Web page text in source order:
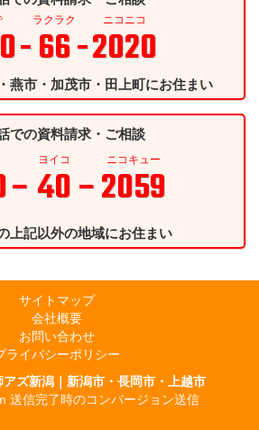
ラクラク
- 66 -
ニコニコ
2020
燕市・加茂市・田上町にお住まい
での資料請求・ご相談
ヨイコ
– 40 –
ニコキュー
2059
上記以外の地域にお住まい
サイトマップ
会社概要
お問い合わせ
ライバシーポリシー
アズ新潟｜新潟市・長岡市・上越市
送信完了時のコンバージョン送信